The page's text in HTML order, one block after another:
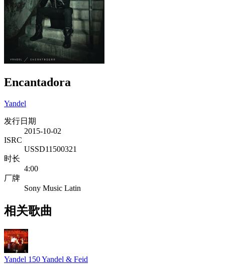
Encantadora
Yandel
发行日期
2015-10-02
ISRC
USSD11500321
时长
4:00
厂牌
Sony Music Latin
相关歌曲
Yandel 150Yandel & Feid